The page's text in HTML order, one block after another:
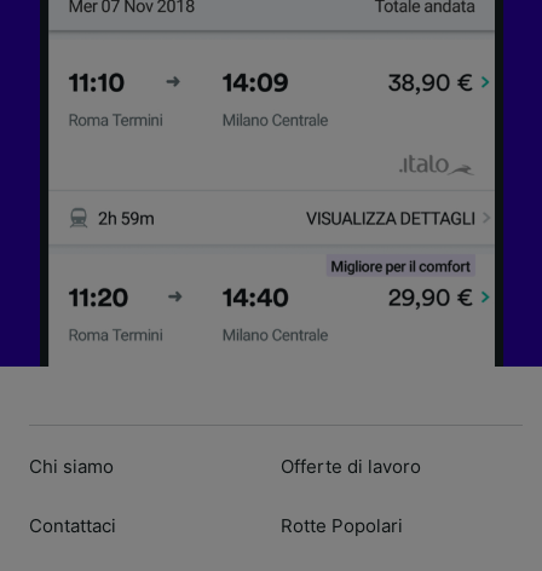
Chi siamo
Contattaci
Offerte di lavoro
Rotte Popolari